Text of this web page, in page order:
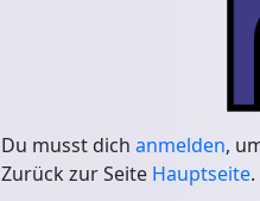
Du musst dich anmelden,
Zurück zur Seite Hauptseite.